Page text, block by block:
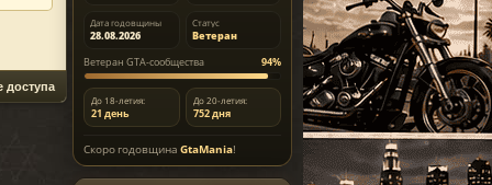
доступа
Дата годовщины
28.08.2026
Статус
Ветеран
Ветеран GTA-сообщества
94%
До 18-летия:
21 день
До 20-летия:
752 дня
Скоро годовщинаGtaMania!